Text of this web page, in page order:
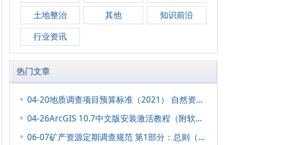
土地整治
其他
知识前沿
行业资讯
热门文章
04-20地质调查项目预算标准（2021） 自然资源部中国地质调查局
04-26ArcGIS 10.7中文版安装激活教程（附软件下载+汉化包+激活补丁）
06-07矿产资源定期调查规范 第1部分：总则（DZT 0461.1-2023）